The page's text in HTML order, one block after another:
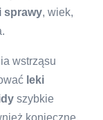
sprawy, wiek,
wstrząsu
leki
szybkie
konieczne,